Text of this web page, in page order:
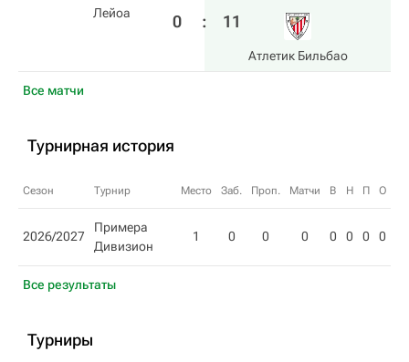
Все матчи
Лейоа 0 : 11
Атлетик Бильбао
Турнирная история
Сезон Турнир Место Заб. Проп. Матчи В Н П О
2026/2027
Примера
Дивизион
1 0 0 0 0 0 0 0
Все результаты
Турниры